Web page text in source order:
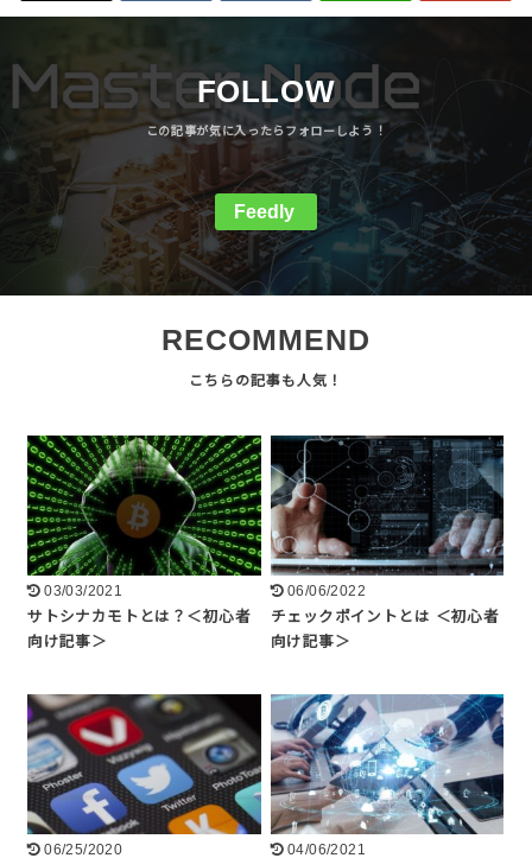
FOLLOW
Feedly
RECOMMEND
03/03/2021
サトシナカモトとは？＜初心者
向け記事＞
06/06/2022
チェックポイントとは ＜初心者
向け記事＞
06/25/2020
04/06/2021